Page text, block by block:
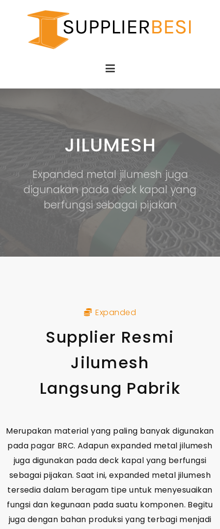
JILUMESH
Expanded metal jilumesh juga
digunakan pada deck kapal yang
berfungsi sebagai pijakan
Expanded
Supplier Resmi
Jilumesh
Langsung Pabrik​
Merupakan material yang paling banyak digunakan
pada pagar BRC. Adapun expanded metal jilumesh
juga digunakan pada deck kapal yang berfungsi
sebagai pijakan. Saat ini, expanded metal jilumesh
tersedia dalam beragam tipe untuk menyesuaikan
fungsi dan kegunaan pada suatu komponen. Begitu
juga dengan bahan produksi yang terbagi menjadi